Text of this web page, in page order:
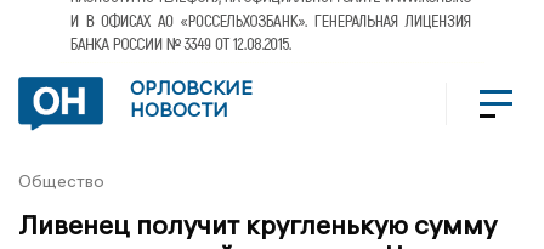
ОРЛОВСКИЕ
НОВОСТИ
Общество
Ливенец получит кругленькую сумму